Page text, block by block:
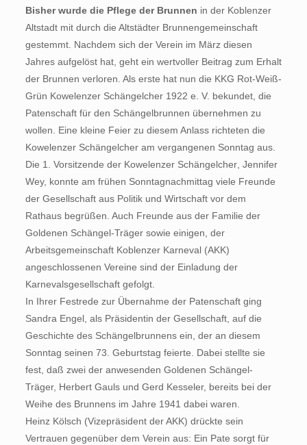
Bisher wurde die Pflege der Brunnen in der Koblenzer
Altstadt mit durch die Altstädter Brunnengemeinschaft
gestemmt. Nachdem sich der Verein im März diesen
Jahres aufgelöst hat, geht ein wertvoller Beitrag zum Erhalt
der Brunnen verloren. Als erste hat nun die KKG Rot-Weiß-
Grün Kowelenzer Schängelcher 1922 e. V. bekundet, die
Patenschaft für den Schängelbrunnen übernehmen zu
wollen. Eine kleine Feier zu diesem Anlass richteten die
Kowelenzer Schängelcher am vergangenen Sonntag aus.
Die 1. Vorsitzende der Kowelenzer Schängelcher, Jennifer
Wey, konnte am frühen Sonntagnachmittag viele Freunde
der Gesellschaft aus Politik und Wirtschaft vor dem
Rathaus begrüßen. Auch Freunde aus der Familie der
Goldenen Schängel-Träger sowie einigen, der
Arbeitsgemeinschaft Koblenzer Karneval (AKK)
angeschlossenen Vereine sind der Einladung der
Karnevalsgesellschaft gefolgt.
In Ihrer Festrede zur Übernahme der Patenschaft ging
Sandra Engel, als Präsidentin der Gesellschaft, auf die
Geschichte des Schängelbrunnens ein, der an diesem
Sonntag seinen 73. Geburtstag feierte. Dabei stellte sie
fest, daß zwei der anwesenden Goldenen Schängel-
Träger, Herbert Gauls und Gerd Kesseler, bereits bei der
Weihe des Brunnens im Jahre 1941 dabei waren.
Heinz Kölsch (Vizepräsident der AKK) drückte sein
Vertrauen gegenüber dem Verein aus: Ein Pate sorgt für